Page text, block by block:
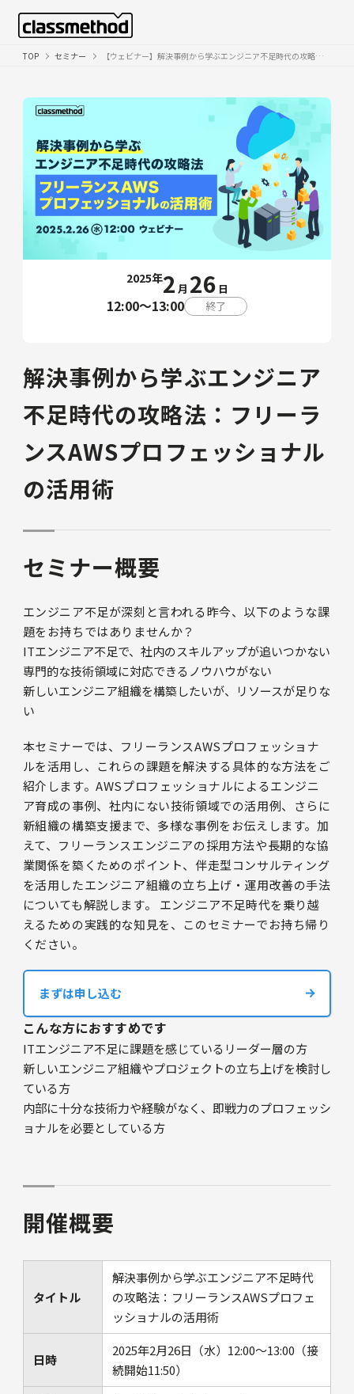
TOP セミナー 【ウェビナー】解決事例から学ぶエンジニア不足時代の攻略法：フリーランスAWSプロフェッショナルの活用術
2025年2 月 26 日
12:00〜13:00 終了
解決事例から学ぶエンジニア
不足時代の攻略法：フリーラ
ンスAWSプロフェッショナル
の活用術
セミナー概要
エンジニア不足が深刻と言われる昨今、以下のような課
題をお持ちではありませんか？
ITエンジニア不足で、社内のスキルアップが追いつかない
専門的な技術領域に対応できるノウハウがない
新しいエンジニア組織を構築したいが、リソースが足りな
い
本セミナーでは、フリーランスAWSプロフェッショナ
ルを活用し、これらの課題を解決する具体的な方法をご
紹介します。AWSプロフェッショナルによるエンジニ
ア育成の事例、社内にない技術領域での活用例、さらに
新組織の構築支援まで、多様な事例をお伝えします。加
えて、フリーランスエンジニアの採用方法や長期的な協
業関係を築くためのポイント、伴走型コンサルティング
を活用したエンジニア組織の立ち上げ・運用改善の手法
についても解説します。 エンジニア不足時代を乗り越
えるための実践的な知見を、このセミナーでお持ち帰り
ください。
まずは申し込む
こんな方におすすめです
ITエンジニア不足に課題を感じているリーダー層の方
新しいエンジニア組織やプロジェクトの立ち上げを検討し
ている方
内部に十分な技術力や経験がなく、即戦力のプロフェッシ
ョナルを必要としている方
開催概要
タイトル
解決事例から学ぶエンジニア不足時代
の攻略法：フリーランスAWSプロフェ
ッショナルの活用術
日時
2025年2月26日（水）12:00〜13:00（接
続開始11:50）